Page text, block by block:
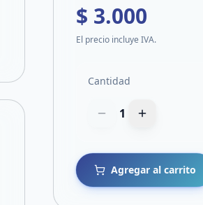
$ 3.000
El precio incluye IVA.
Cantidad
1
Agregar al carrito